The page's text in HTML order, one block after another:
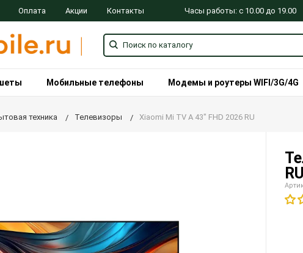
Оплата Акции Контакты Часы работы: с 10.00 до 19.00
Мобильные телефоны Модемы и роутеры WIFI/3G/4G
техника Телевизоры Xiaomi Mi TV A 43" FHD 2026 RU